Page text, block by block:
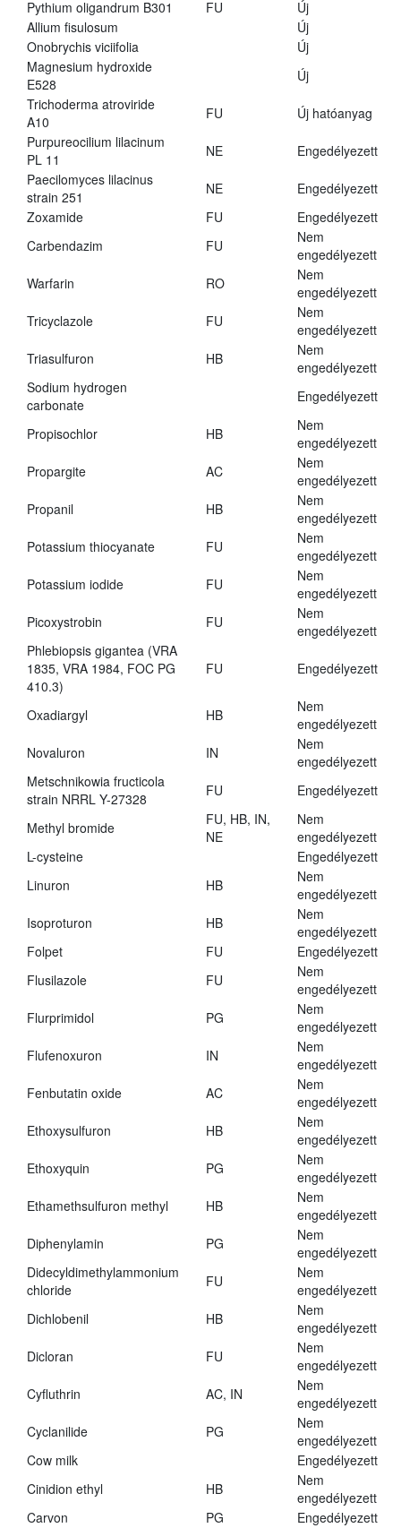
Pythium oligandrum B301
FU
Új
Allium fisulosum
Új
Onobrychis viciifolia
Új
Magnesium hydroxide
E528
Új
Trichoderma atroviride
A10
FU
Új hatóanyag
Purpureocilium lilacinum
PL 11
NE
Engedélyezett
Paecilomyces lilacinus
strain 251
NE
Engedélyezett
Zoxamide
FU
Engedélyezett
Carbendazim
FU
Nem
engedélyezett
Warfarin
RO
Nem
engedélyezett
Tricyclazole
FU
Nem
engedélyezett
Triasulfuron
HB
Nem
engedélyezett
Sodium hydrogen
carbonate
Engedélyezett
Propisochlor HB
Nem
engedélyezett
Propargite
AC
Nem
engedélyezett
Propanil
HB
Nem
engedélyezett
Potassium thiocyanate
FU
Nem
engedélyezett
Potassium iodide
FU
Nem
engedélyezett
Picoxystrobin
FU
Nem
engedélyezett
Phlebiopsis gigantea (VRA
1835, VRA 1984, FOC PG
410.3)
FU Engedélyezett
Oxadiargyl HB
Nem
engedélyezett
Novaluron
IN
Nem
engedélyezett
Metschnikowia fructicola
strain NRRL Y-27328
FU Engedélyezett
Methyl bromide
FU, HB, IN,
NE
Nem
engedélyezett
L-cysteine
Engedélyezett
Linuron
HB
Nem
engedélyezett
Isoproturon
HB
Nem
engedélyezett
Folpet
FU
Engedélyezett
Flusilazole
FU
Nem
engedélyezett
Flurprimidol
PG
Nem
engedélyezett
Flufenoxuron
IN
Nem
engedélyezett
Fenbutatin oxide
AC
Nem
engedélyezett
Ethoxysulfuron
HB
Nem
engedélyezett
Ethoxyquin
PG
Nem
engedélyezett
Ethamethsulfuron methyl
HB
Nem
engedélyezett
Diphenylamin
PG
Nem
engedélyezett
Didecyldimethylammonium
chloride
FU
Nem
engedélyezett
Dichlobenil
HB
Nem
engedélyezett
Dicloran
FU
Nem
engedélyezett
Cyfluthrin
AC, IN
Nem
engedélyezett
Cyclanilide
PG
Nem
engedélyezett
Cow milk
Engedélyezett
Cinidion ethyl
HB
Nem
engedélyezett
Carvon
PG Engedélyezett